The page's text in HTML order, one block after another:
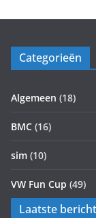
Categorieën
Algemeen (18)
BMC (16)
sim (10)
VW Fun Cup (49)
Laatste